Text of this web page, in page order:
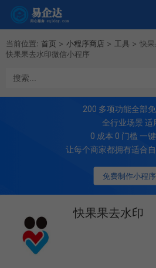
当前位置: 首页 > 小程序商店 > 工具 > 快果
快果果去水印微信小程序
免费制作小程序
200 多项功能全部
全行业场景 适
0 成本 0 门槛 一
让每个商家都拥有适合
快果果去水印